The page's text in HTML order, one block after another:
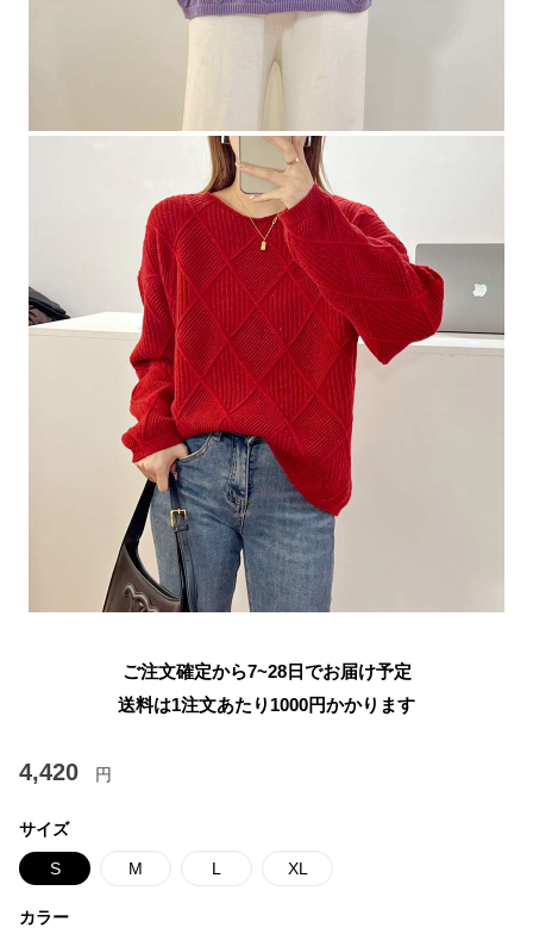
ご注文確定から7~28日でお届け予定
送料は1注文あたり 1000円かかります
4,420 円
サイズ
S M L XL
カラー